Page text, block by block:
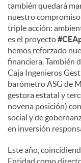
también quedará
nuestro
triple acción:
es el proyecto
hemos reforzado
financiera. También
Caja Ingenieros
barómetro ASG de
gestora estatal y
novena posición)
social y de
en inversión
Este año,
Entidad como